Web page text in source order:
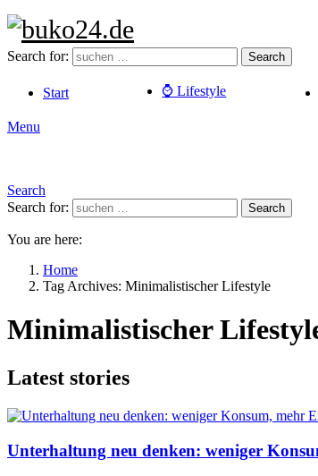
Search for: Search
Start ⌚️ Lifestyle
Menu
Search
Search for:
Search
You are here:
Home
Tag Archives: Minimalistischer Lifestyle
Minimalistischer
Latest stories
Unterhaltung neu denken: weniger